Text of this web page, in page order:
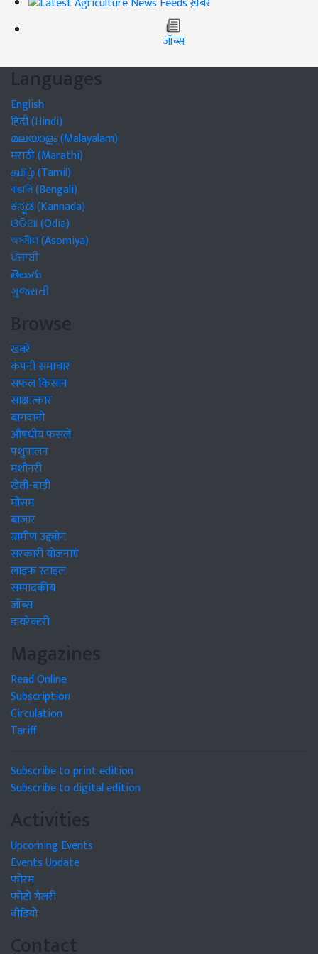
जॉब्स
Languages
English
हिंदी (Hindi)
മലയാളം (Malayalam)
मराठी (Marathi)
தமிழ் (Tamil)
বাঙালি (Bengali)
ಕನ್ನಡ (Kannada)
ଓଡିଆ (Odia)
অসমীয়া (Asomiya)
ਪੰਜਾਬੀ
తెలుగు
ગુજરાતી
Browse
खबरें
कंपनी समाचार
सफल किसान
साक्षात्कार
बागवानी
औषधीय फसलें
पशुपालन
मशीनरी
खेती-बाड़ी
मौसम
बाजार
ग्रामीण उद्द्योग
सरकारी योजनाएं
लाइफ स्टाइल
सम्पादकीय
जॉब्स
डायरेक्टरी
Magazines
Read Online
Subscription
Circulation
Tariff
Subscribe to print edition
Subscribe to digital edition
Activities
Upcoming Events
Events Update
फोरम
फोटो गैलरी
वीडियो
Contact